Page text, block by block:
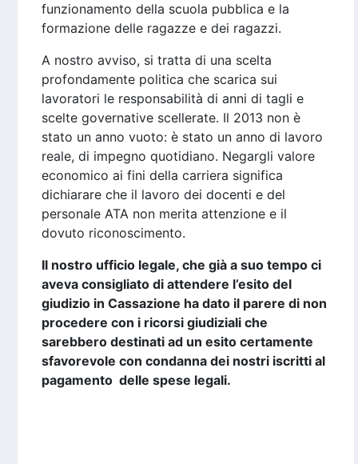
funzionamento della scuola pubblica e la
formazione delle ragazze e dei ragazzi.
A nostro avviso, si tratta di una scelta
profondamente politica che scarica sui
lavoratori le responsabilità di anni di tagli e
scelte governative scellerate. Il 2013 non è
stato un anno vuoto: è stato un anno di lavoro
reale, di impegno quotidiano. Negargli valore
economico ai fini della carriera significa
dichiarare che il lavoro dei docenti e del
personale ATA non merita attenzione e il
dovuto riconoscimento.
Il nostro ufficio legale, che già a suo tempo ci
aveva consigliato di attendere l’esito del
giudizio in Cassazione ha dato il parere di non
procedere con i ricorsi giudiziali che
sarebbero destinati ad un esito certamente
sfavorevole con condanna dei nostri iscritti al
pagamento delle spese legali.